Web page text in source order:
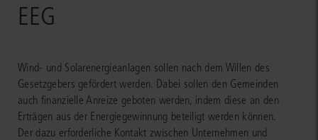
EEG
Wind- und Solarenergieanlagen sollen nach dem Willen des
Gesetzgebers gefördert werden. Dabei sollen den Gemeinden
auch finanzielle Anreize geboten werden, indem diese an den
Erträgen aus der Energiegewinnung beteiligt werden können.
Der dazu erforderliche Kontakt zwischen Unternehmen und